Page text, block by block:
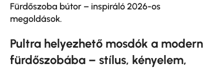
Fürdőszoba bútor – inspiráló 2026-os
megoldások.
Pultra helyezhető mosdók a modern
fürdőszobába – stílus, kényelem,